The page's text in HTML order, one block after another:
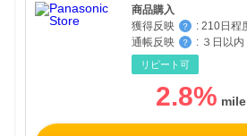
商品購入
獲得反映
？ : 210日程
通帳反映
？ : ３日以内
リピート可
2.8%